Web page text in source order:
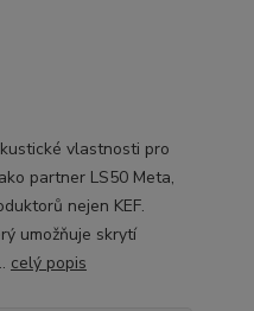
vlastnosti pro
partner LS50 Meta,
nejen KEF.
umožňuje skrytí
celý popis